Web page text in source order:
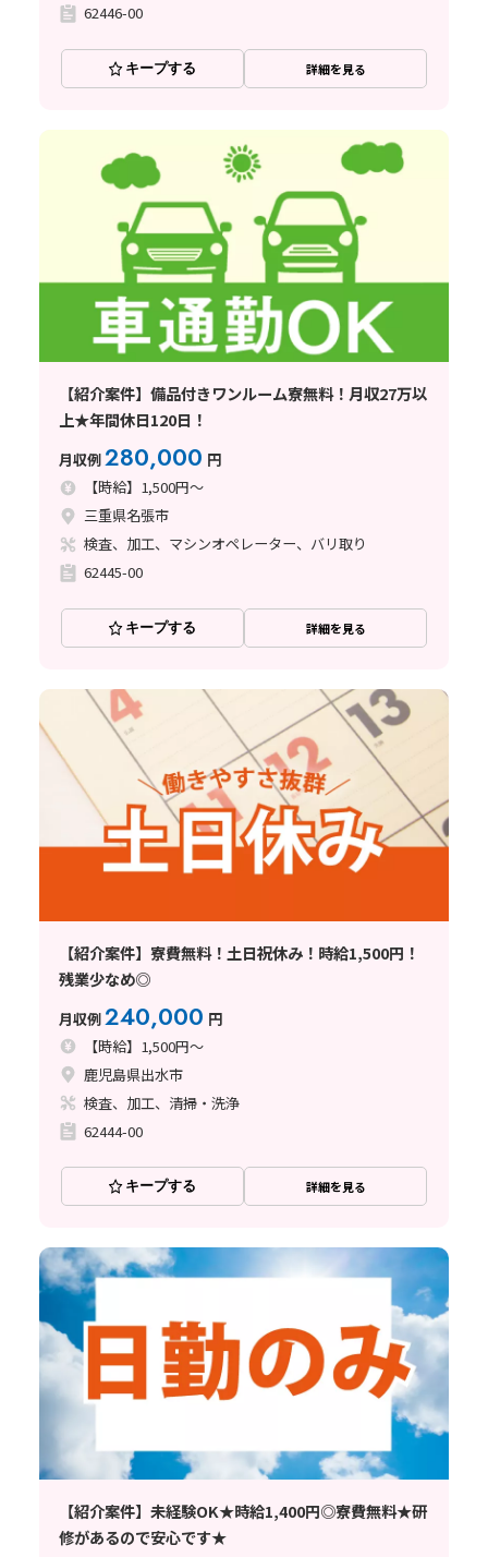
62446-00
キープする 詳細を見る
【紹介案件】備品付きワンルーム寮無料！月収27万以
上★年間休日120日！
月収例280,000 円
【時給】1,500円～
三重県名張市
検査、加工、マシンオペレーター、バリ取り
62445-00
キープする 詳細を見る
【紹介案件】寮費無料！土日祝休み！時給1,500円！
残業少なめ◎
月収例240,000 円
【時給】1,500円～
鹿児島県出水市
検査、加工、清掃・洗浄
62444-00
キープする 詳細を見る
【紹介案件】未経験OK★時給1,400円◎寮費無料★研
修があるので安心です★